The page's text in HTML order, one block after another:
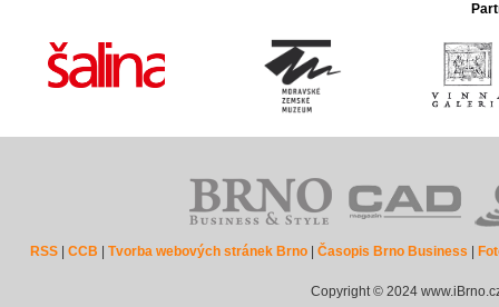
RSS |CCB |Tvorba webových stránek Brno |Časopis Brno Business
Copyright © 2024